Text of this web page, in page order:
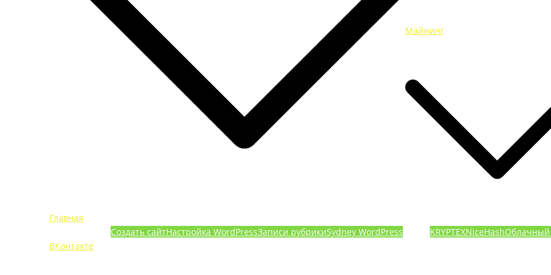
Главная
Создать сайтНастройка WordPressЗаписи рубрикиSydney WordPress
Майнинг
KRYPTEXNiceHash
ВКонтакте